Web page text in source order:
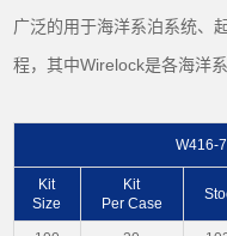
广泛的用于海洋系泊系统、
程，其中Wirelock是各海洋
W416-
Kit
Size
Kit
Per Case